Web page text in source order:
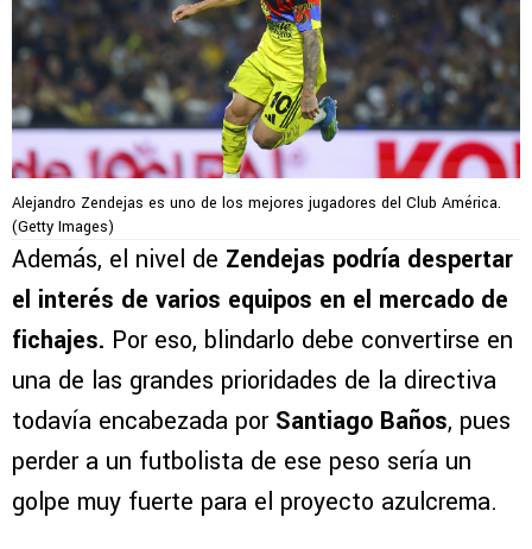
Alejandro Zendejas es uno de los mejores jugadores del Club América.
(Getty Images)
Además, el nivel de Zendejas podría despertar
el interés de varios equipos en el mercado de
fichajes. Por eso, blindarlo debe convertirse en
una de las grandes prioridades de la directiva
todavía encabezada por Santiago Baños, pues
perder a un futbolista de ese peso sería un
golpe muy fuerte para el proyecto azulcrema.